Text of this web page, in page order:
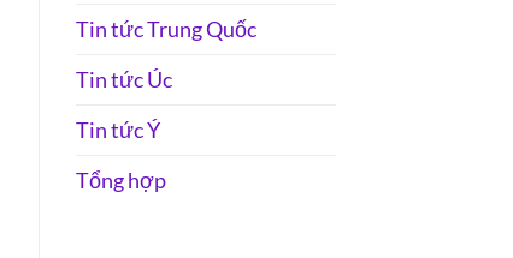
Tin tức Trung Quốc
Tin tức Úc
Tin tức Ý
Tổng hợp